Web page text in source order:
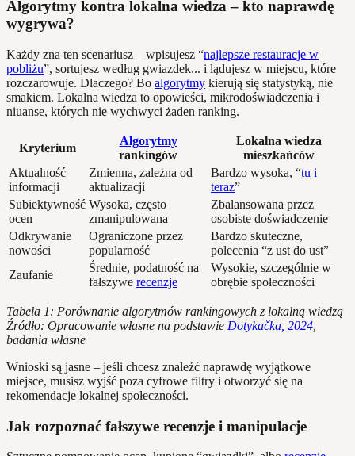
Algorytmy kontra lokalna wiedza – kto naprawdę
wygrywa?
Każdy zna ten scenariusz – wpisujesz “najlepsze restauracje w
pobliżu”, sortujesz według gwiazdek... i lądujesz w miejscu, które
rozczarowuje. Dlaczego? Bo algorytmy kierują się statystyką, nie
smakiem. Lokalna wiedza to opowieści, mikrodoświadczenia i
niuanse, których nie wychwyci żaden ranking.
Kryterium
Algorytmy
rankingów
Lokalna wiedza
mieszkańców
Aktualność
informacji
Zmienna, zależna od
aktualizacji
Bardzo wysoka, “tu i
teraz”
Subiektywność
ocen
Wysoka, często
zmanipulowana
Zbalansowana przez
osobiste doświadczenie
Odkrywanie
nowości
Ograniczone przez
popularność
Bardzo skuteczne,
polecenia “z ust do ust”
Zaufanie
Średnie, podatność na
fałszywe recenzje
Wysokie, szczególnie w
obrębie społeczności
Tabela 1: Porównanie algorytmów rankingowych z lokalną wiedzą
Źródło: Opracowanie własne na podstawie Dotykačka, 2024
badania własne
Wnioski są jasne – jeśli chcesz znaleźć naprawdę wyjątkowe
miejsce, musisz wyjść poza cyfrowe filtry i otworzyć się na
rekomendacje lokalnej społeczności.
Jak rozpoznać fałszywe recenzje i manipulacje